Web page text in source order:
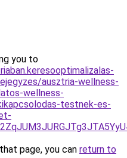
you to
ausztria-wellness-
wellness-
testnek-es-
page, you can return to